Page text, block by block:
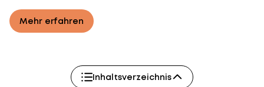
Mehr erfahren
Inhaltsverzeichnis